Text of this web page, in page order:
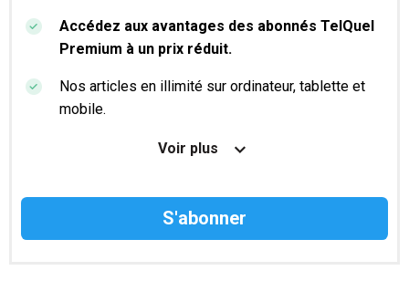
Accédez aux avantages des abonnés TelQuel
Premium à un prix réduit.
Nos articles en illimité sur ordinateur, tablette et
mobile.
Le magazine TelQuel en numérique avant la sortie
Des informations confidentielles résérvées aux
Voir plus